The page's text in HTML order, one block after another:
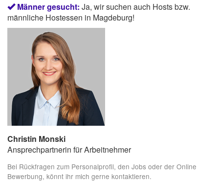
Männer gesucht: Ja, wir suchen auch Hosts bzw.
männliche Hostessen in Magdeburg!
Christin Monski
Ansprechpartnerin für Arbeitnehmer
Bei Rückfragen zum Personalprofil, den Jobs oder der Online
Bewerbung, könnt ihr mich gerne kontaktieren.